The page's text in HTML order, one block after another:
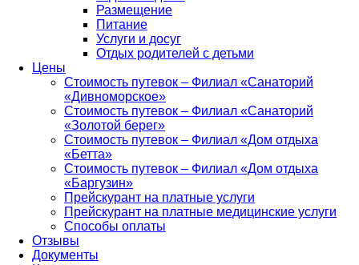
Размещение
Питание
Услуги и досуг
Отдых родителей с детьми
Цены
Стоимость путевок – Филиал «Санаторий
«Дивноморское»
Стоимость путевок – Филиал «Санаторий
«Золотой берег»
Стоимость путевок – Филиал «Дом отдыха
«Бетта»
Стоимость путевок – Филиал «Дом отдыха
«Баргузин»
Прейскурант на платные услуги
Прейскурант на платные медицинские услуги
Способы оплаты
Отзывы
Документы